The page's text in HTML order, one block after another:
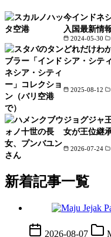
今インドネ
入国最新情
2024-05-30
どれだけわ
シア・シテ
2025-08-12
ジョグジャ
女が王位継
2026-07-24
新着記事一覧
2026-08-07